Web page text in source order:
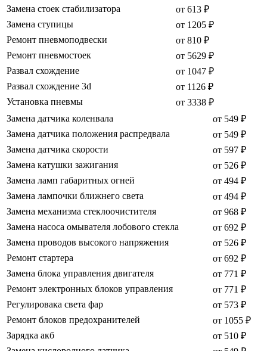
Замена стоек стабилизатора
от 613 ₽
Замена ступицы
от 1205 ₽
Ремонт пневмоподвески
от 810 ₽
Ремонт пневмостоек
от 5629 ₽
Развал схождение
от 1047 ₽
Развал схождение 3d
от 1126 ₽
Установка пневмы
от 3338 ₽
Замена датчика коленвала
от 549 ₽
Замена датчика положения распредвала
от 549 ₽
Замена датчика скорости
от 597 ₽
Замена катушки зажигания
от 526 ₽
Замена ламп габаритных огней
от 494 ₽
Замена лампочки ближнего света
от 494 ₽
Замена механизма стеклоочистителя
от 968 ₽
Замена насоса омывателя лобового стекла
от 692 ₽
Замена проводов высокого напряжения
от 526 ₽
Ремонт стартера
от 692 ₽
Замена блока управления двигателя
от 771 ₽
Ремонт электронных блоков управления
от 771 ₽
Регулировака света фар
от 573 ₽
Ремонт блоков предохранителей
от 1055 ₽
Зарядка акб
от 510 ₽